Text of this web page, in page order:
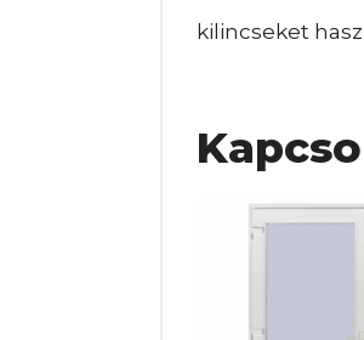
kilincseket
Ennek
variációja